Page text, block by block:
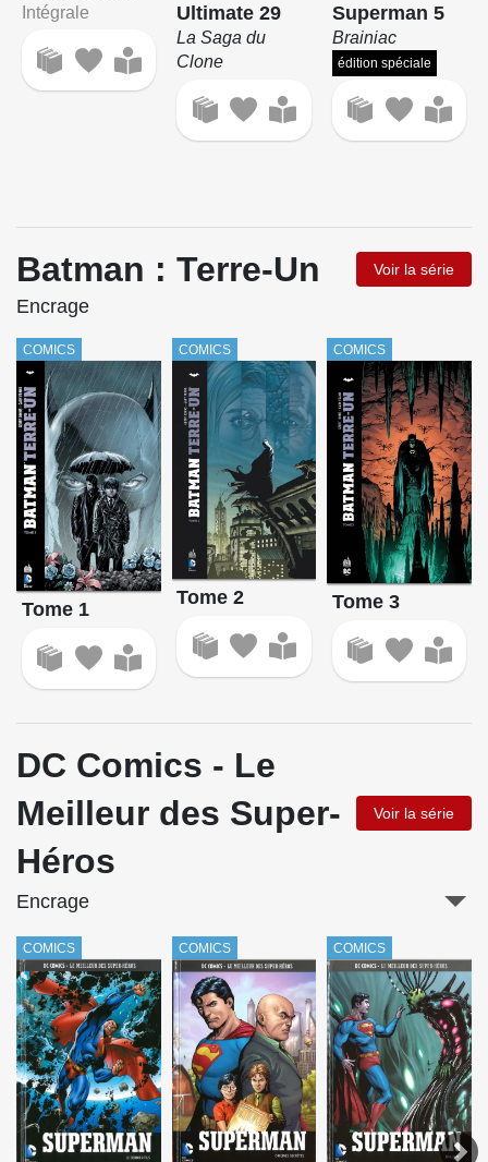
Intégrale
Ultimate 29
La Saga du
Clone
Superman 5
Brainiac
édition spéciale
Batman : Terre-Un Voir la série
Encrage
COMICS
Tome 1
COMICS
Tome 2
COMICS
Tome 3
DC Comics - Le
Meilleur des Super-
Héros
Voir la série
Encrage
COMICS COMICS COMICS